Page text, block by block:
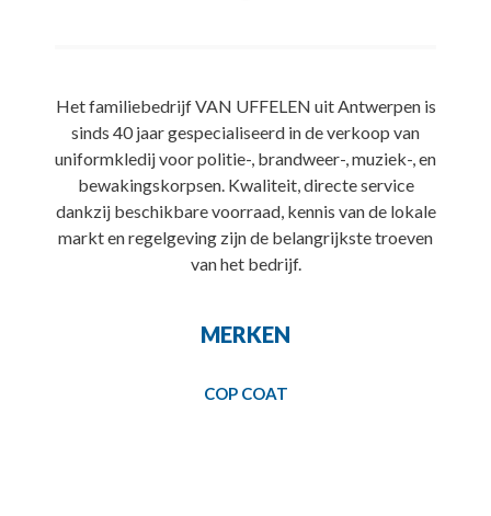
Het familiebedrijf VAN UFFELEN uit Antwerpen is
sinds 40 jaar gespecialiseerd in de verkoop van
uniformkledij voor politie-, brandweer-, muziek-, en
bewakingskorpsen. Kwaliteit, directe service
dankzij beschikbare voorraad, kennis van de lokale
markt en regelgeving zijn de belangrijkste troeven
van het bedrijf.
MERKEN
COP COAT